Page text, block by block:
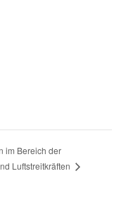
im Bereich der
Luftstreitkräften